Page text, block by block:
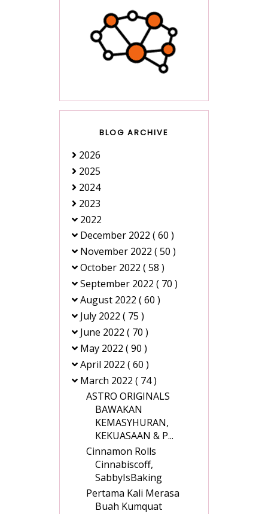
BLOG ARCHIVE
2026
2025
2024
2023
2022
December 2022 ( 60 )
November 2022 ( 50 )
October 2022 ( 58 )
September 2022 ( 70 )
August 2022 ( 60 )
July 2022 ( 75 )
June 2022 ( 70 )
May 2022 ( 90 )
April 2022 ( 60 )
March 2022 ( 74 )
ASTRO ORIGINALS
BAWAKAN
KEMASYHURAN,
KEKUASAAN & P...
Cinnamon Rolls
Cinnabiscoff,
SabbyIsBaking
Pertama Kali Merasa
Buah Kumquat